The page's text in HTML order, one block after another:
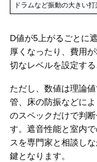
ドラムなど振動の大きい打
D値が5上がるごとに
厚くなったり、費用
切なレベルを設定する
ただし、数値は理論
管、床の防振などに
のスペックだけで判
す。遮音性能と室内
スを専門家と相談し
鍵となります。